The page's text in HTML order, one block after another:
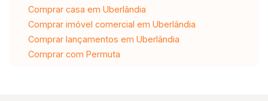
Comprar casa em Uberlândia
Comprar imóvel comercial em Uberlândia
Comprar lançamentos em Uberlândia
Comprar com Permuta